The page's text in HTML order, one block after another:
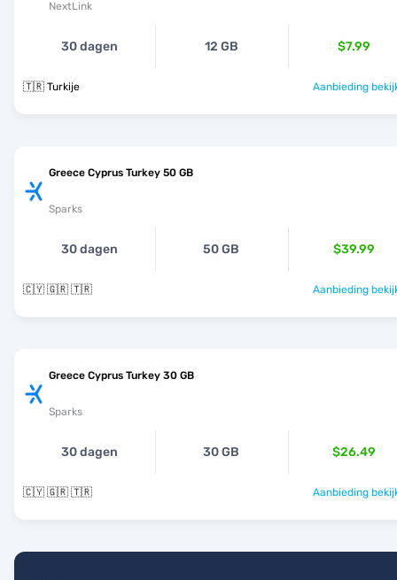
NextLink
30 dagen 12 GB $7.99
🇹🇷 Turkije Aanbieding
Greece Cyprus Turkey 50 GB
Sparks
30 dagen 50 GB $39.99
🇨🇾 🇬🇷 🇹🇷 Aanbieding
Greece Cyprus Turkey 30 GB
Sparks
30 dagen 30 GB $26.49
🇨🇾 🇬🇷 🇹🇷 Aanbieding